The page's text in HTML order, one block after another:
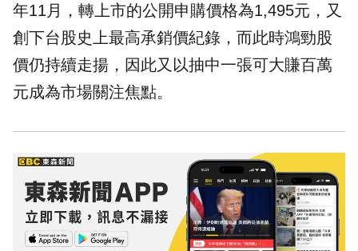
年11月，轉上市的公開申購價格為1,495元，又
創下台股史上最高承銷價紀錄，而此時鴻勁股
價仍持續走揚，因此又以抽中一張可大賺百萬
元成為市場關注焦點。